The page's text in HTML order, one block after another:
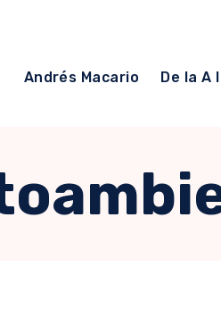
Andrés Macario De la A